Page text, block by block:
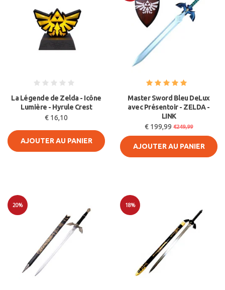
La Légende de Zelda - Icône
Lumière - Hyrule Crest
€ 16,10
AJOUTER AU PANIER
Soldes
Master Sword Bleu DeLux
avec Présentoir - ZELDA -
LINK
€ 199,99 €249,99
AJOUTER AU PANIER
20% 18%